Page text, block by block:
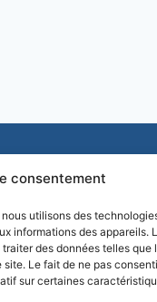
consentement
utilisons des
informations des appareils.
des données telles que
Le fait de ne pas
sur certaines